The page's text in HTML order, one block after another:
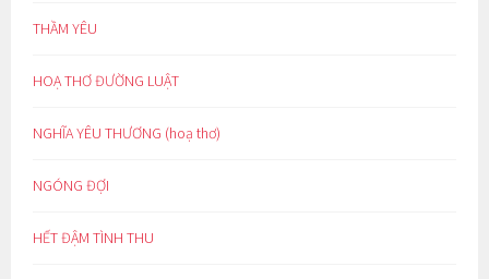
THẦM YÊU
HOẠ THƠ ĐƯỜNG LUẬT
NGHĨA YÊU THƯƠNG (hoạ thơ)
NGÓNG ĐỢI
HẾT ĐẬM TÌNH THU